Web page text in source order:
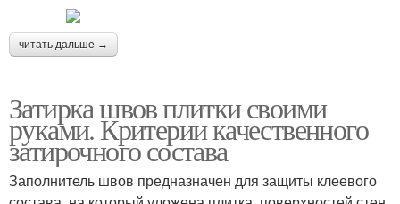
читать дальше →
Затирка швов плитки своими
руками. Критерии качественного
затирочного состава
Заполнитель швов предназначен для защиты клеевого